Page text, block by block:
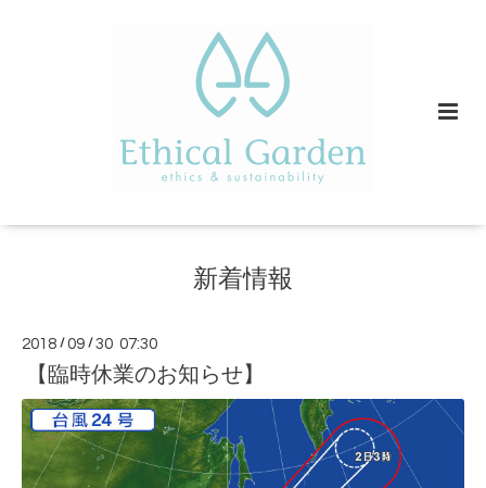
新着情報
2018 /09 /30 07:30
【臨時休業のお知らせ】